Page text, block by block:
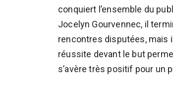
conquiert l’ensemble du
Jocelyn Gourvennec, il
rencontres disputées, mais
réussite devant le but
s’avère très positif pour un